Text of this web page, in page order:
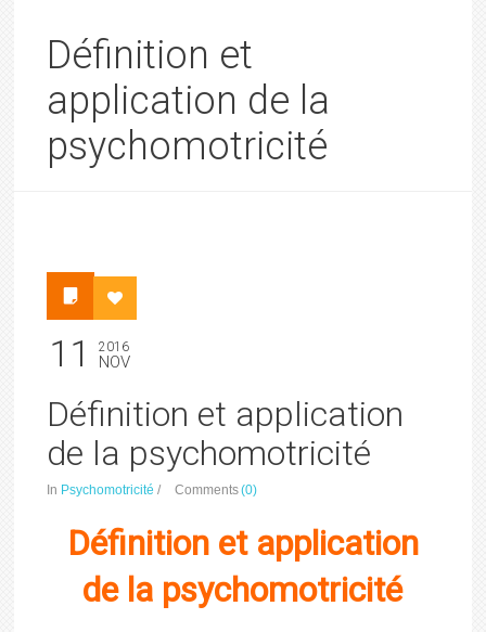
Définition et
application de la
psychomotricité
11 2016
NOV
Définition et application
de la psychomotricité
In Psychomotricité / Comments(0)
Définition et application
de la psychomotricité